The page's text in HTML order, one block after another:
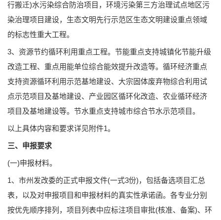
行搬迁)水污染综合防治项目，环境污染第三方治理试点地区污
染治理项目建设，生态文明先行示范区生态文明建设重点领域
的标志性重大工程。
3、资源节约循环利用重点工程。节能重点支持城镇化节能升级
改造工程、重点用能单位综合能效提升改造等。循环经济重点
支持资源循环利用示范基地建设、大宗固体废弃物综合利用试
点示范项目及基地建设、产业园区循环化改造、农业循环经济
项目及基地建设等。节水重点支持城市综合节水示范项目。
以上具体内容和要求详见附件1。
三、申报要求
(一)申报材料。
1、市州发改委的正式申报文件(一式3份)，包括备选项目汇总
表，以及对申报项目和申报材料的真实性承诺函。各专业分别
按优先顺序排列，项目列表中应标注项目审批(核准、备案)、环